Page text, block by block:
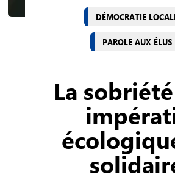
DÉMOCRATIE
PAROLE AUX ÉLUS
La